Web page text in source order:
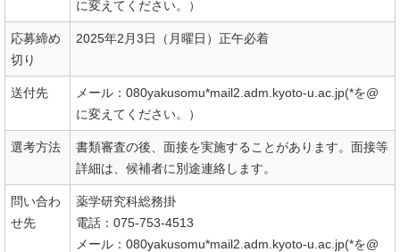
に変えてください。）
応募締め
切り
2025年2月3日（月曜日）正午必着
送付先
メール：080yakusomu*mail2.adm.kyoto-u.ac.jp(*を@
に変えてください。）
選考方法
書類審査の後、面接を実施することがあります。面接等
詳細は、候補者に別途連絡します。
問い合わ
せ先
薬学研究科総務掛
電話：075-753-4513
メール：080yakusomu*mail2.adm.kyoto-u.ac.jp(*を@